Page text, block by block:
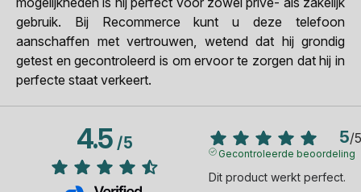
gebruik. Bij Recommerce kunt u deze telefoon
aanschaffen met vertrouwen, wetend dat hij grondig
getest en gecontroleerd is om ervoor te zorgen dat hij in
perfecte staat verkeert.
4.5/5 5/5
Gecontroleerde beoordeling
Dit product werkt perfect.